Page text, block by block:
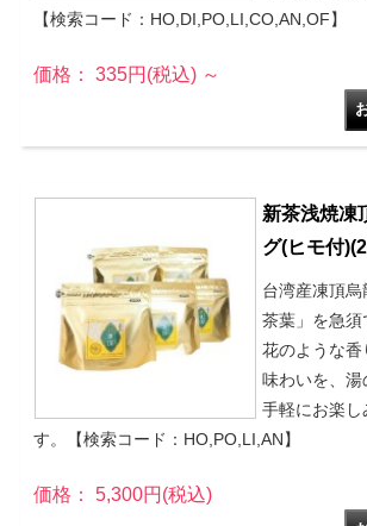
【検索コード：HO,DI,PO,LI,CO,AN,OF】
価格： 335円(税込) ～
新茶浅焼凍
グ(ヒモ付
台湾産凍頂
茶葉」を急須
花のような香
味わいを、
手軽にお楽し
す。【検索コード：HO,PO,LI,AN】
価格： 5,300円(税込)